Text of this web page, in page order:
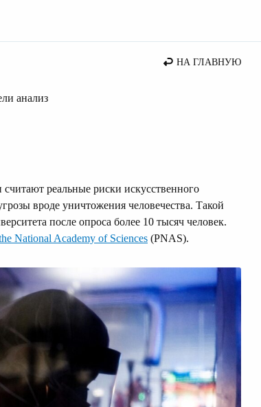
НА ГЛАВНУЮ
анализ
реальные риски искусственного
вроде уничтожения человечества. Такой
после опроса более 10 тысяч человек.
National Academy of Sciences (PNAS).